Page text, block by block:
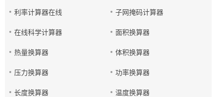
利率计算器在线 子网掩码计算器
在线科学计算器 面积换算器
热量换算器 体积换算器
压力换算器 功率换算器
长度换算器 温度换算器